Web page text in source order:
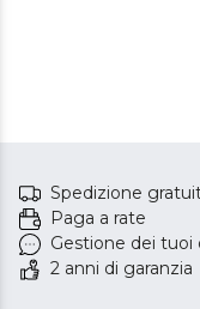
Spedizione
Paga a rate
Gestione dei tuoi
2 anni di garanzia